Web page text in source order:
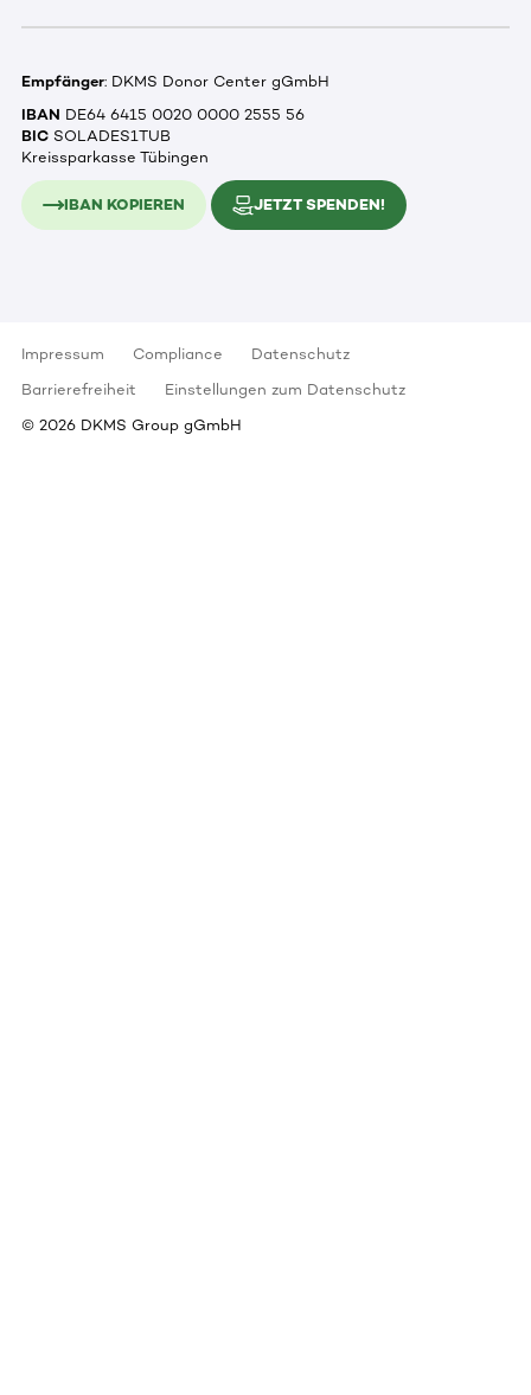
Empfänger: DKMS Donor Center gGmbH
IBAN DE64 6415 0020 0000 2555 56
BIC SOLADES1TUB
Kreissparkasse Tübingen
IBAN KOPIEREN JETZT SPENDEN!
Impressum Compliance
Datenschutz
Barrierefreiheit
Einstellungen zum Datenschutz
© 2026 DKMS Group gGmbH